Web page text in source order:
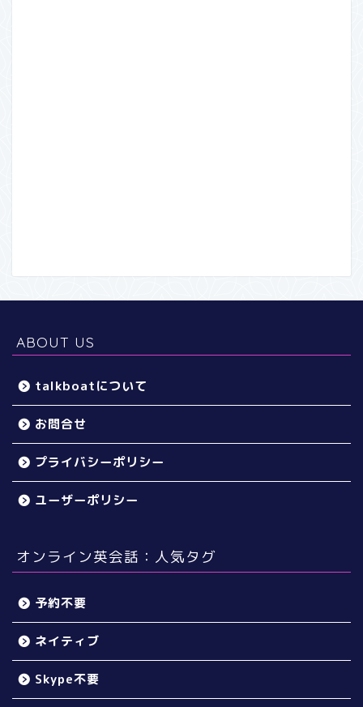
ABOUT US
talkboatについて
お問合せ
プライバシーポリシー
ユーザーポリシー
オンライン英会話：人気タグ
予約不要
ネイティブ
Skype不要